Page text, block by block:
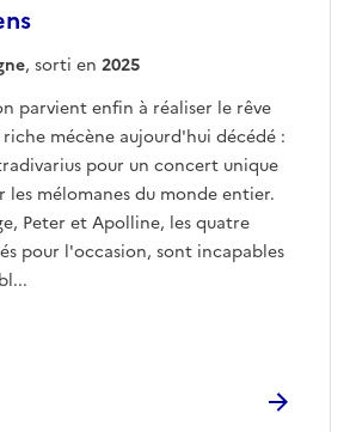
, sorti en 2025
parvient enfin à réaliser le rêve
mécène aujourd'hui décédé :
pour un concert unique
mélomanes du monde entier.
Peter et Apolline, les quatre
pour l'occasion, sont incapables